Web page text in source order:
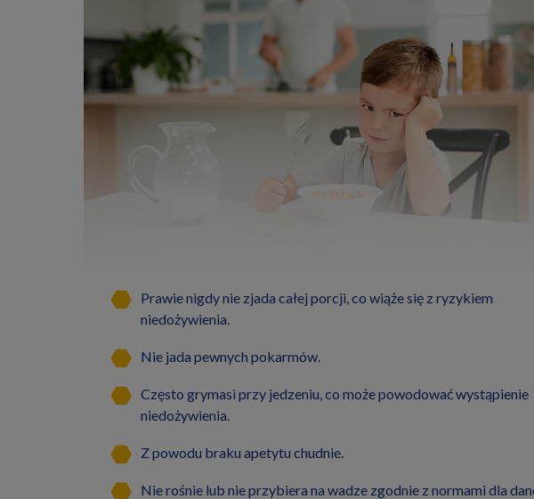
Prawie nigdy nie zjada całej porcji, co wiąże się z ryzykiem
niedożywienia.
Nie jada pewnych pokarmów.
Często grymasi przy jedzeniu, co może powodować wystąpienie
niedożywienia.
Z powodu braku apetytu chudnie.
Nie rośnie lub nie przybiera na wadze zgodnie z normami dla